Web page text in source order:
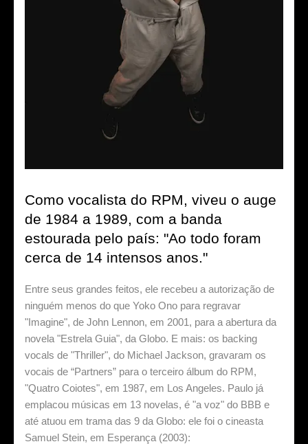
Como vocalista do RPM, viveu o auge
de 1984 a 1989, com a banda
estourada pelo país: "Ao todo foram
cerca de 14 intensos anos."
Entre seus grandes feitos, ele recebeu a autorização de
ninguém menos do que Yoko Ono para regravar
"Imagine", de John Lennon, em 2001, para a abertura da
novela "Estrela Guia", da Globo. E mais: os backing
vocals de "Thriller", do Michael Jackson, gravaram os
vocais de “Partners” para o terceiro álbum do RPM,
"Quatro Coiotes", em 1987, em Los Angeles. Paulo já
emplacou músicas em 13 novelas, é "a voz" do BBB e
até atuou em trama das 9 da Globo: ele foi o cineasta
Samuel Stein, em Esperança (2003):